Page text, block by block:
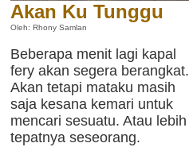
Akan Ku Tunggu
Oleh: Rhony Samlan
Beberapa menit lagi kapal
fery akan segera berangkat.
Akan tetapi mataku masih
saja kesana kemari untuk
mencari sesuatu. Atau lebih
tepatnya seseorang.